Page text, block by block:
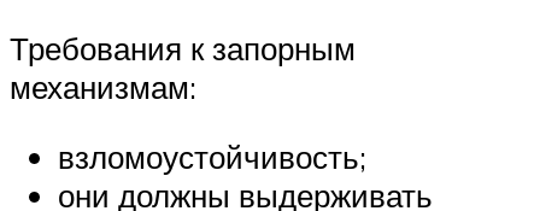
Требования к запорным
механизмам:
взломоустойчивость;
они должны выдерживать